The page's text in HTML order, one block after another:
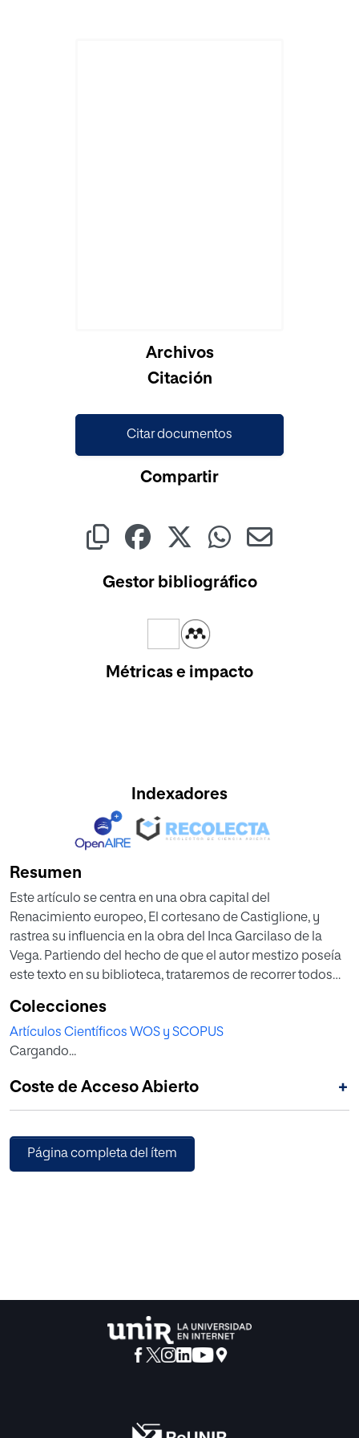
Archivos
Citación
Citar documentos
Compartir
Gestor bibliográfico
Métricas e impacto
Indexadores
Resumen
Este artículo se centra en una obra capital del
Renacimiento europeo, El cortesano de Castiglione, y
rastrea su influencia en la obra del Inca Garcilaso de la
Vega. Partiendo del hecho de que el autor mestizo poseía
este texto en su biblioteca, trataremos de recorrer todos
obra de Castiglione y, en especial, de la traducción llevada
a cabo por Boscán en 1534. No se trata solo de la influencia
que tuvo en tanto traducción, sino sobre todo como obra
forma, el estilo y la actitud del perfecto cortesano inundan
la vida y la obra del Inca Garcilaso de la Vega.
Colecciones
Artículos Científicos WOS y SCOPUS
Cargando...
Coste de Acceso Abierto +
Página completa del ítem